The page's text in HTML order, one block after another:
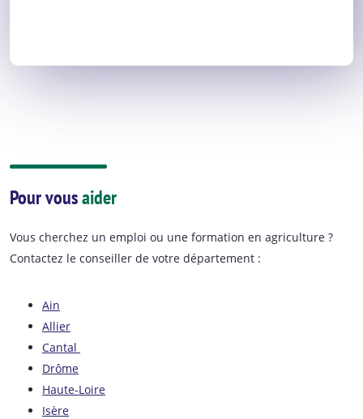
Pour vousaider
Vous cherchez un emploi ou une formation en agriculture ?
Contactez le conseiller de votre département :
Ain
Allier
Cantal
Drôme
Haute-Loire
Isère